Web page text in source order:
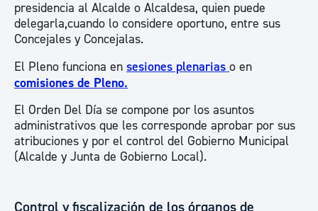
presidencia al Alcalde o Alcaldesa, quien puede
delegarla,cuando lo considere oportuno, entre sus
Concejales y Concejalas.
El Pleno funciona en sesiones plenarias o en
comisiones de Pleno.
El Orden Del Día se compone por los asuntos
administrativos que les corresponde aprobar por sus
atribuciones y por el control del Gobierno Municipal
(Alcalde y Junta de Gobierno Local).
Control y fiscalización de los órganos de